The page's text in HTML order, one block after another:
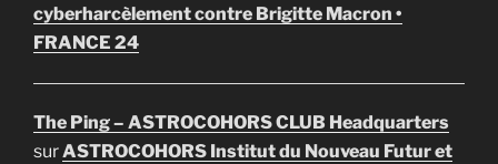
cyberharcèlement contre Brigitte Macron •
FRANCE 24
The Ping – ASTROCOHORS CLUB Headquarters
surASTROCOHORS Institut du Nouveau Futur et